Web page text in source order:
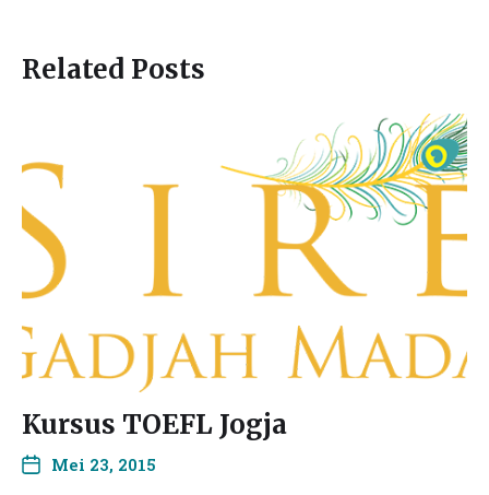
Related Posts
Kursus TOEFL Jogja
Mei 23, 2015